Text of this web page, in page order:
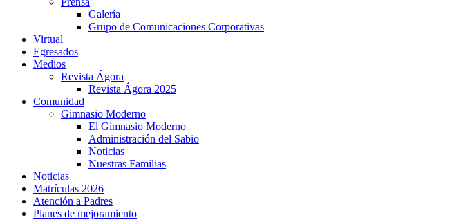
Galería
Grupo de Comunicaciones Corporativas
Virtual
Egresados
Medios
Revista Ágora
Revista Ágora 2025
Comunidad
Gimnasio Moderno
El Gimnasio Moderno
Administración del Sabio
Noticias
Nuestras Familias
Noticias
Matrículas 2026
Atención a Padres
Planes de mejoramiento